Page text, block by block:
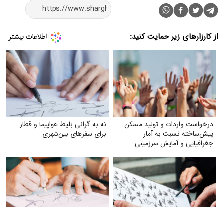
از کارزارهای زیر حمایت کنید:
درخواست واردات و تولید مسکن
پیش‌ساخته نسبت به آمار
جغرافیایی و آمایش سرزمینی
نه به گرانی بلیط هواپیما و قطار
برای سفرهای بین‌شهری